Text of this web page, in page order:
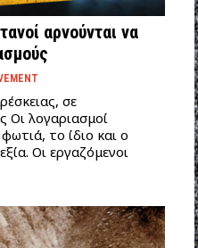
αρνούνται να
σε
Οι λογαριασμοί
το ίδιο και ο
Οι εργαζόμενοι